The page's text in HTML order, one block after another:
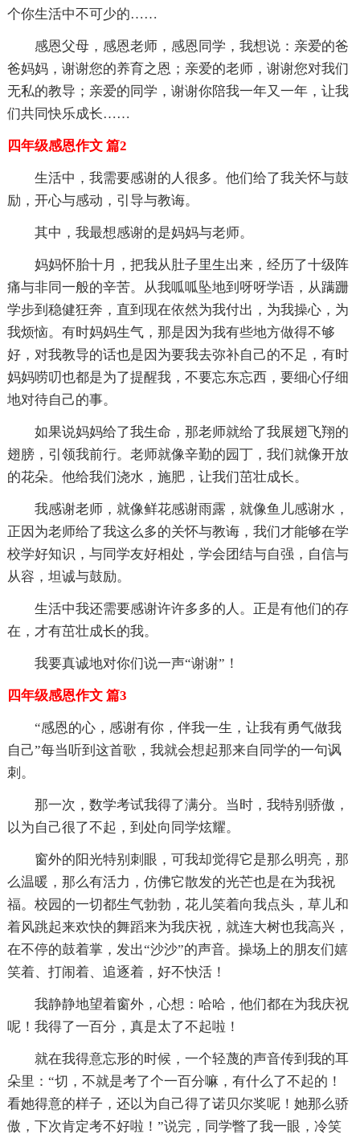
个你生活中不可少的……
感恩父母，感恩老师，感恩同学，我想说：亲爱的爸
爸妈妈，谢谢您的养育之恩；亲爱的老师，谢谢您对我们
无私的教导；亲爱的同学，谢谢你陪我一年又一年，让我
们共同快乐成长……
四年级感恩作文 篇2
生活中，我需要感谢的人很多。他们给了我关怀与鼓
励，开心与感动，引导与教诲。
其中，我最想感谢的是妈妈与老师。
妈妈怀胎十月，把我从肚子里生出来，经历了十级阵
痛与非同一般的辛苦。从我呱呱坠地到呀呀学语，从蹒跚
学步到稳健狂奔，直到现在依然为我付出，为我操心，为
我烦恼。有时妈妈生气，那是因为我有些地方做得不够
好，对我教导的话也是因为要我去弥补自己的不足，有时
妈妈唠叨也都是为了提醒我，不要忘东忘西，要细心仔细
地对待自己的事。
如果说妈妈给了我生命，那老师就给了我展翅飞翔的
翅膀，引领我前行。老师就像辛勤的园丁，我们就像开放
的花朵。他给我们浇水，施肥，让我们茁壮成长。
我感谢老师，就像鲜花感谢雨露，就像鱼儿感谢水，
正因为老师给了我这么多的关怀与教诲，我们才能够在学
校学好知识，与同学友好相处，学会团结与自强，自信与
从容，坦诚与鼓励。
生活中我还需要感谢许许多多的人。正是有他们的存
在，才有茁壮成长的我。
我要真诚地对你们说一声“谢谢”！
四年级感恩作文 篇3
“感恩的心，感谢有你，伴我一生，让我有勇气做我
自己”每当听到这首歌，我就会想起那来自同学的一句讽
刺。
那一次，数学考试我得了满分。当时，我特别骄傲，
以为自己很了不起，到处向同学炫耀。
窗外的阳光特别刺眼，可我却觉得它是那么明亮，那
么温暖，那么有活力，仿佛它散发的光芒也是在为我祝
福。校园的一切都生气勃勃，花儿笑着向我点头，草儿和
着风跳起来欢快的舞蹈来为我庆祝，就连大树也我高兴，
在不停的鼓着掌，发出“沙沙”的声音。操场上的朋友们嬉
笑着、打闹着、追逐着，好不快活！
我静静地望着窗外，心想：哈哈，他们都在为我庆祝
呢！我得了一百分，真是太了不起啦！
就在我得意忘形的时候，一个轻蔑的声音传到我的耳
朵里：“切，不就是考了个一百分嘛，有什么了不起的！
看她得意的样子，还以为自己得了诺贝尔奖呢！她那么骄
傲，下次肯定考不好啦！”说完，同学瞥了我一眼，冷笑